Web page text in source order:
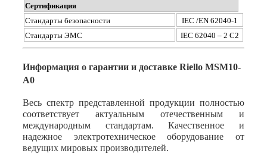
Сертификация
Стандарты безопасности
IEC /EN 62040-1
Стандарты ЭМС
IEC 62040 – 2 C2
Информация о гарантии и доставке Riello MSM10-
A0
Весь спектр представленной продукции полностью
соответствует актуальным отечественным и
международным стандартам. Качественное и
надежное электротехническое оборудование от
ведущих мировых производителей.